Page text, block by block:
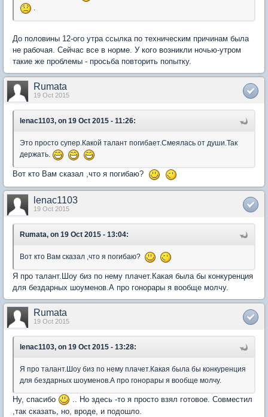
.
До половины 12-ого утра ссылка по техническим причинам была
не рабочая. Сейчас все в норме. У кого возникли ночью-утром
такие же проблемы - просьба повторить попытку.
Rumata
19 Oct 2015
lenac1103, on 19 Oct 2015 - 11:26:
Это просто супер.Какой талант погибает.Смеялась от души.Так
держать.
Вот кто Вам сказал ,что я погибаю?
lenac1103
19 Oct 2015
Rumata, on 19 Oct 2015 - 13:04:
Вот кто Вам сказал ,что я погибаю?
Я про талант.Шоу биз по нему плачет.Какая была бы конкуренция
для бездарных шоуменов.А про гонорары я вообще молчу.
Rumata
19 Oct 2015
lenac1103, on 19 Oct 2015 - 13:28:
Я про талант.Шоу биз по нему плачет.Какая была бы конкуренция
для бездарных шоуменов.А про гонорары я вообще молчу.
Ну, спасибо
.. Но здесь -то я просто взял готовое. Совместил
,так сказать, но, вроде, и подошло.